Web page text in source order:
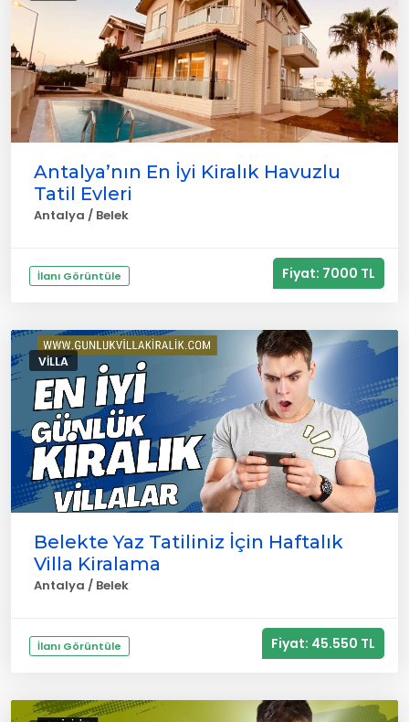
Antalya’nın En İyi Kiralık Havuzlu
Tatil Evleri
Antalya / Belek
İlanı Görüntüle Fiyat: 7000 TL
VILLA
Belekte Yaz Tatiliniz İçin Haftalık
Villa Kiralama
Antalya / Belek
İlanı Görüntüle Fiyat: 45.550 TL